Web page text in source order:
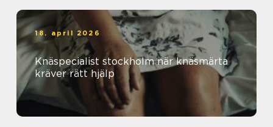
18. april 2026
Knäspecialist stockholm när knäsmärta
kräver rätt hjälp